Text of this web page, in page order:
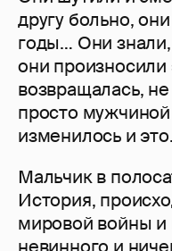
другу больно,
годы… Они знали,
они произносили
возвращалась,
просто
изменилось и
Мальчик в
История,
мировой войны и